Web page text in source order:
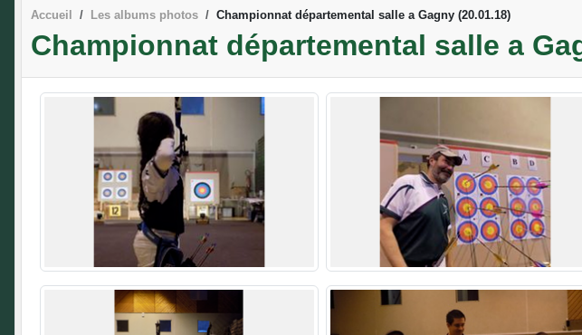
Accueil Les albums photos Championnat départemental salle a Gagny (20.01.18)
Championnat départemental salle a